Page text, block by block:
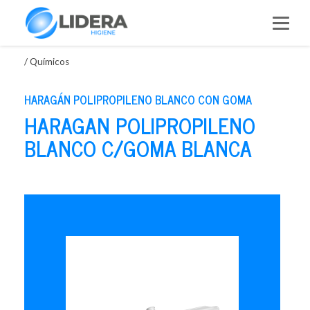
/Químicos
HARAGÁN POLIPROPILENO BLANCO CON GOMA
HARAGAN POLIPROPILENO
BLANCO C/GOMA BLANCA